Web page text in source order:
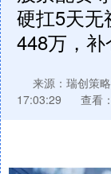
硬扛5天无
448万，
来源：瑞创策略
17:03:29
查看